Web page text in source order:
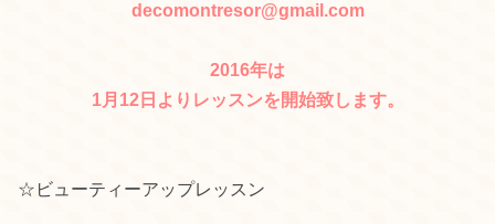
decomontresor@gmail.com
2016年は
1月12日よりレッスンを開始致します。
☆ビューティーアップレッスン